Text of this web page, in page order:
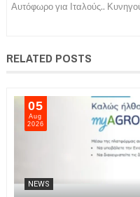
Αυτόφωρο για Ιταλούς..
RELATED POSTS
05
Aug
2026
NEWS